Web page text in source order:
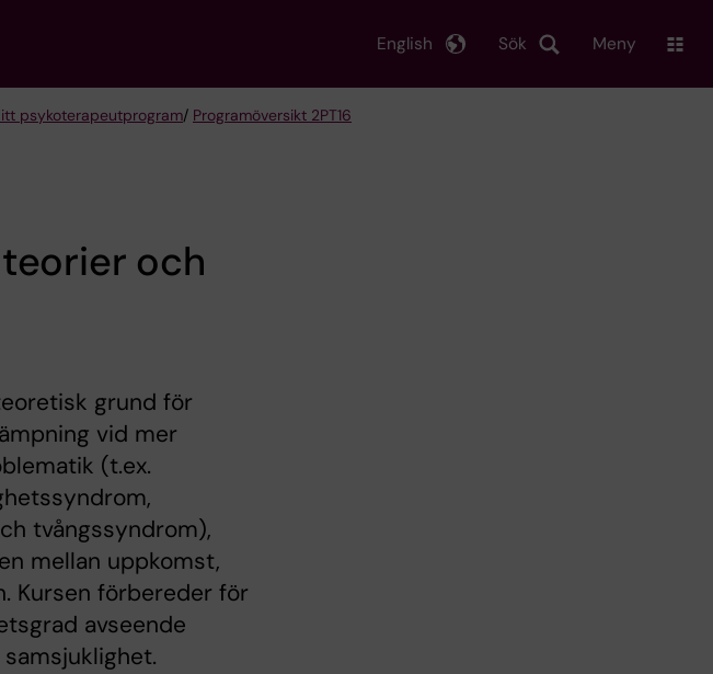
Sök
English Meny
psykoterapeutprogram/ Programöversikt 2PT16
och
grund för
vid mer
(t.ex.
tvångssyndrom),
mellan uppkomst,
Kursen förbereder för
avseende